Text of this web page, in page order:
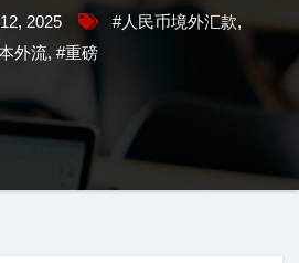
2025 #人民币境外汇款,
外流, #重磅